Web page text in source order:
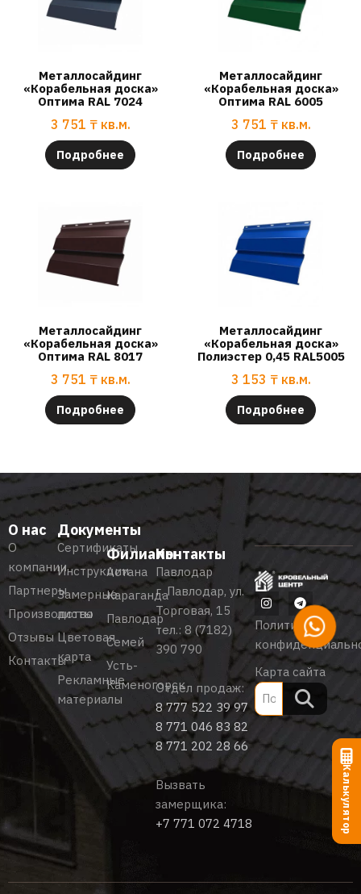
Металлосайдинг
«Корабельная доска»
Оптима RAL 7024
3 751 ₸ кв.м.
Подробнее
Металлосайдинг
«Корабельная доска»
Оптима RAL 6005
3 751 ₸ кв.м.
Подробнее
Металлосайдинг
«Корабельная доска»
Оптима RAL 8017
3 751 ₸ кв.м.
Подробнее
Металлосайдинг
«Корабельная доска»
Полиэстер 0,45 RAL5005
3 153 ₸ кв.м.
Подробнее
О нас
О
компании
Партнеры
Производство
Отзывы
Контакты
Документы
Сертификаты
Инструкции
Замерные
листы
Цветовая
карта
Рекламные
материалы
Филиалы
Астана
Караганда
Павлодар
Семей
Усть-
Каменогорск
Контакты
Павлодар
г. Павлодар, ул.
Торговая, 15
тел.: 8 (7182)
390 790
Отдел продаж:
8 777 522 39 97
8 771 046 83 82
8 771 202 28 66
Вызвать
замерщика:
+7 771 072 4718
Политика
Карта сайта
Калькулятор